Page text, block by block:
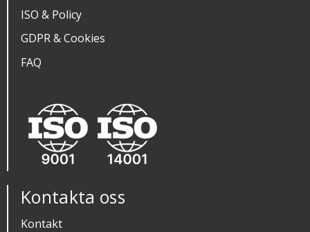
ISO & Policy
GDPR & Cookies
FAQ
Kontakta oss
Kontakt